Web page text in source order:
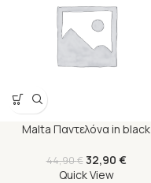
Malta Παντελόνα in black
44,90€ 32,90 €
Quick View